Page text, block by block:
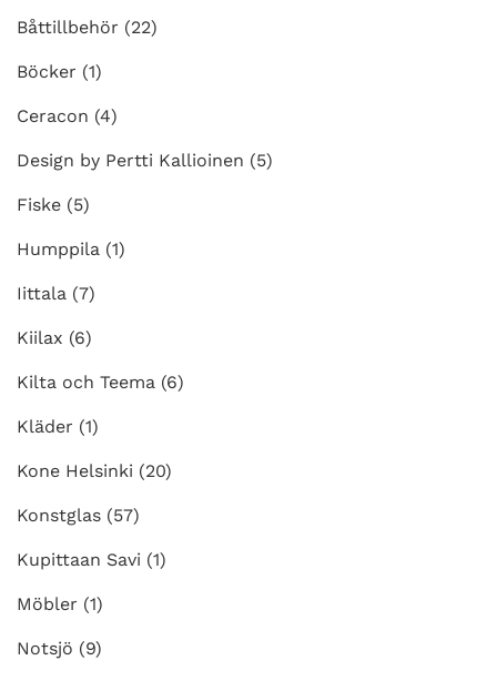
Båttillbehör (22)
Böcker (1)
Ceracon (4)
Design by Pertti Kallioinen (5)
Fiske (5)
Humppila (1)
Iittala (7)
Kiilax (6)
Kilta och Teema (6)
Kläder (1)
Kone Helsinki (20)
Konstglas (57)
Kupittaan Savi (1)
Möbler (1)
Notsjö (9)